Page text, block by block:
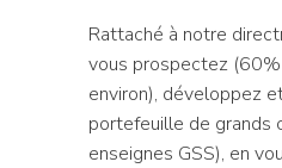
Rattaché à notre
vous prospectez
environ), développez
portefeuille de grands
enseignes GSS), en